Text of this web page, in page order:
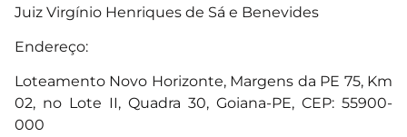
Juiz Virgínio Henriques de Sá e Benevides
Endereço:
Loteamento Novo Horizonte, Margens da PE 75, Km
02, no Lote II, Quadra 30, Goiana-PE, CEP: 55900-
000